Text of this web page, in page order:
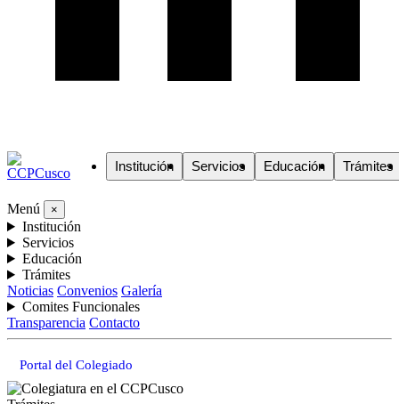
Institución Servicios Educación Trámites
Menú ×
Institución
Servicios
Educación
Trámites
Noticias Convenios Galería
Comites Funcionales
Transparencia Contacto
Portal del Colegiado